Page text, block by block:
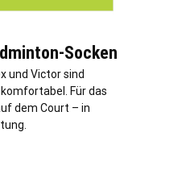
Socken
und Victor sind
Für das
dem Court – in